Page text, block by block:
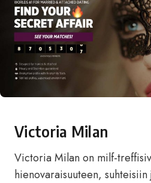
Victoria Milan
Victoria Milan on milf-
hienovaraisuuteen,